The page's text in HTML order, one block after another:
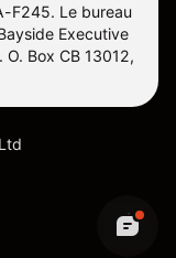
F245. Le bureau
Executive
O. Box CB 13012,